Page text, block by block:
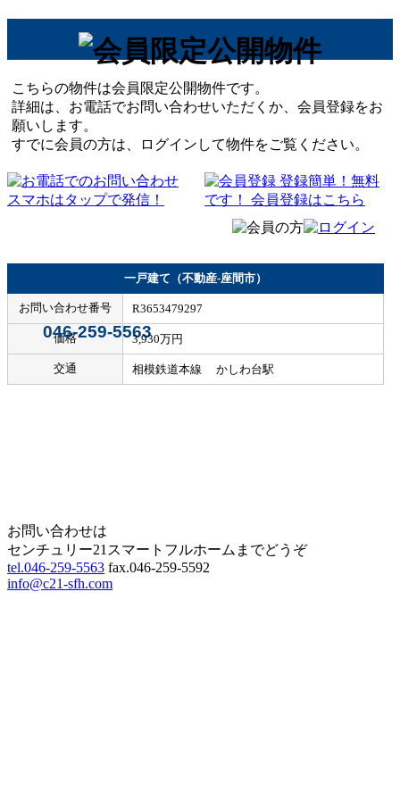
こちらの物件は会員限定公開物件です。
詳細は、お電話でお問い合わせいただくか、会員登録をお
願いします。
すでに会員の方は、ログインして物件をご覧ください。
046-259-5563
一戸建て（不動産-座間市）
お問い合わせ番号 R3653479297
価格 3,930万円
交通 相模鉄道本線 かしわ台駅
お問い合わせは
センチュリー21スマートフルホームまでどうぞ
tel.046-259-5563 fax.046-259-5592
info@c21-sfh.com